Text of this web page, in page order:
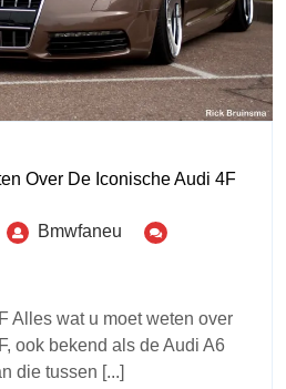
Over De Iconische Audi 4F
Bmwfaneu
Alles wat u moet weten over
ook bekend als de Audi A6
die tussen [...]